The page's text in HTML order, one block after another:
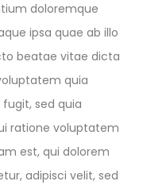
doloremque
ipsa quae ab illo
beatae vitae dicta
quia
sed quia
ratione voluptatem
est, qui dolorem
adipisci velit, sed